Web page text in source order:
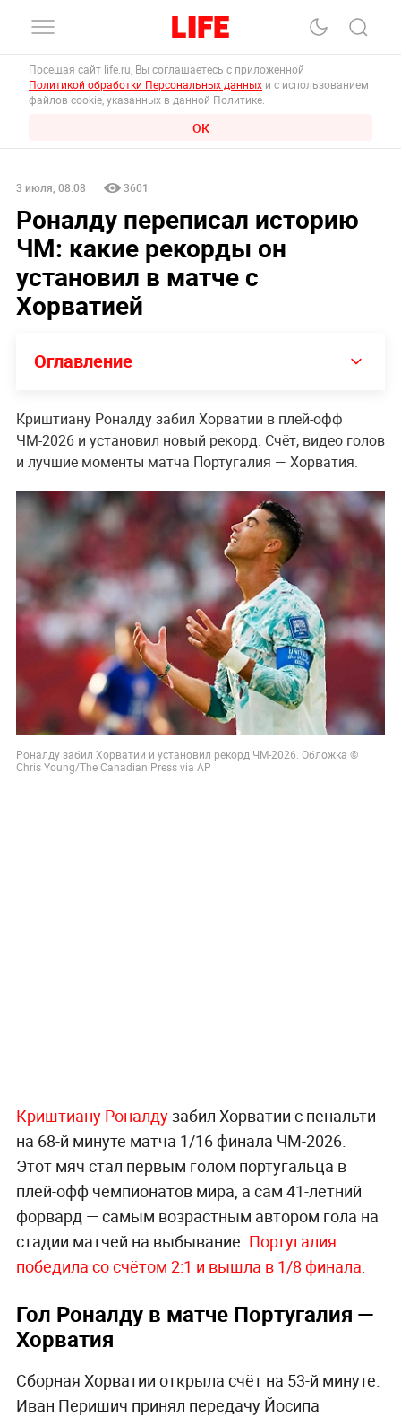
Посещая сайт life.ru, Вы соглашаетесь с приложенной
Политикой обработки Персональных данных и с использованием
файлов cookie, указанных в данной Политике.
ОК
3 июля, 08:08 3601
Роналду переписал историю
ЧМ: какие рекорды он
установил в матче с
Хорватией
Оглавление
Криштиану Роналду забил Хорватии в плей-офф
ЧМ-2026 и установил новый рекорд. Счёт, видео голов
и лучшие моменты матча Португалия — Хорватия.
Роналду забил Хорватии и установил рекорд ЧМ-2026. Обложка ©
Chris Young/The Canadian Press via AP
Криштиану Роналдузабил Хорватии с пенальти
на 68-й минуте матча 1/16 финала ЧМ-2026.
Этот мяч стал первым голом португальца в
плей-офф чемпионатов мира, а сам 41-летний
форвард — самым возрастным автором гола на
стадии матчей на выбывание. Португалия
победила со счётом 2:1 и вышла в 1/8 финала.
Гол Роналду в матче Португалия —
Хорватия
Сборная Хорватии открыла счёт на 53-й минуте.
Иван Перишич принял передачу Йосипа